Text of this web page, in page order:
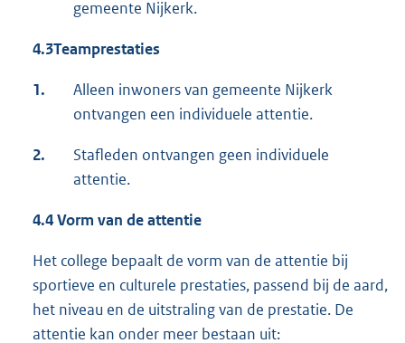
gemeente Nijkerk.
4.3Teamprestaties
1.
Alleen inwoners van gemeente Nijkerk
ontvangen een individuele attentie.
2.
Stafleden ontvangen geen individuele
attentie.
4.4 Vorm van de attentie
Het college bepaalt de vorm van de attentie bij
sportieve en culturele prestaties, passend bij de aard,
het niveau en de uitstraling van de prestatie. De
attentie kan onder meer bestaan uit: